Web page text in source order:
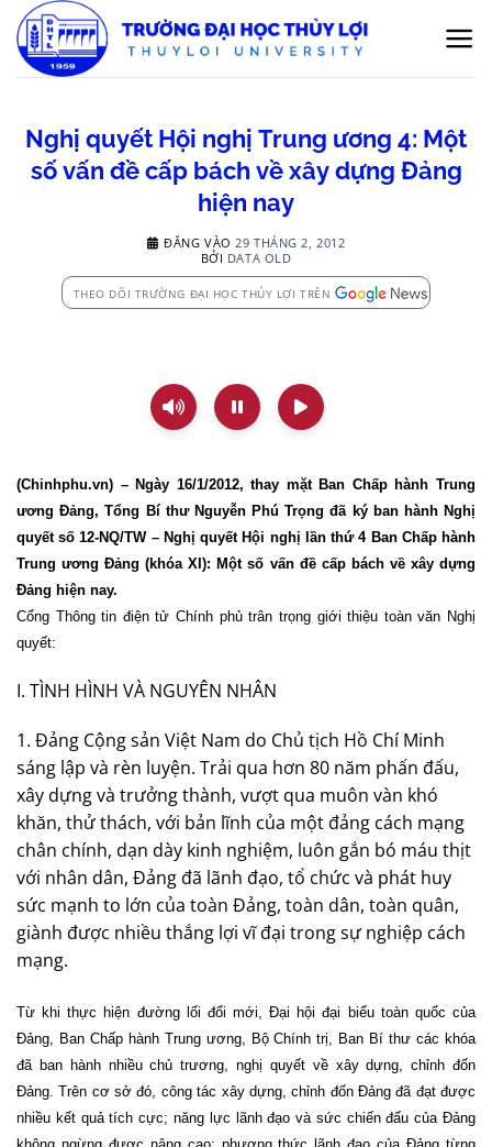
qua
nội
Nghị quyết Hội nghị Trung ương 4: Một
số vấn đề cấp bách về xây dựng Đảng
hiện nay
ĐĂNG VÀO 29 THÁNG 2, 2012
BỞI DATA OLD
THEO DÕI TRƯỜNG ĐẠI HỌC THỦY LỢI TRÊN
(Chinhphu.vn) – Ngày 16/1/2012, thay mặt Ban Chấp hành Trung
ương Đảng, Tổng Bí thư Nguyễn Phú Trọng đã ký ban hành Nghị
quyết số 12-NQ/TW – Nghị quyết Hội nghị lần thứ 4 Ban Chấp hành
Trung ương Đảng (khóa XI): Một số vấn đề cấp bách về xây dựng
Đảng hiện nay.
Cổng Thông tin điện tử Chính phủ trân trọng giới thiệu toàn văn Nghị
quyết:
I. TÌNH HÌNH VÀ NGUYÊN NHÂN
1. Đảng Cộng sản Việt Nam do Chủ tịch Hồ Chí Minh
sáng lập và rèn luyện. Trải qua hơn 80 năm phấn đấu,
xây dựng và trưởng thành, vượt qua muôn vàn khó
khăn, thử thách, với bản lĩnh của một đảng cách mạng
chân chính, dạn dày kinh nghiệm, luôn gắn bó máu thịt
với nhân dân, Đảng đã lãnh đạo, tổ chức và phát huy
sức mạnh to lớn của toàn Đảng, toàn dân, toàn quân,
giành được nhiều thắng lợi vĩ đại trong sự nghiệp cách
mạng.
Từ khi thực hiện đường lối đổi mới, Đại hội đại biểu toàn quốc của
Đảng, Ban Chấp hành Trung ương, Bộ Chính trị, Ban Bí thư các khóa
đã ban hành nhiều chủ trương, nghị quyết về xây dựng, chỉnh đốn
Đảng. Trên cơ sở đó, công tác xây dựng, chỉnh đốn Đảng đã đạt được
nhiều kết quả tích cực; năng lực lãnh đạo và sức chiến đấu của Đảng